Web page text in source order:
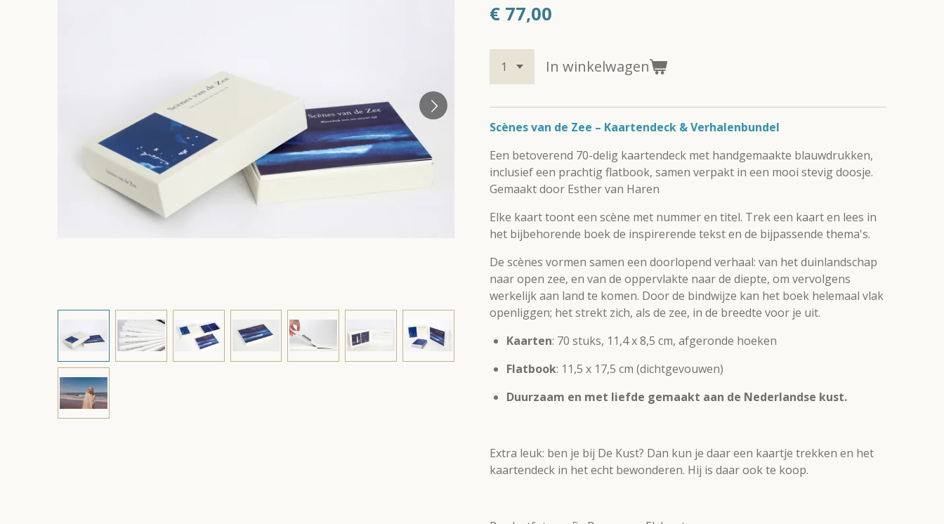
€ 77,00
In winkelwagen
Scènes van de Zee – Kaartendeck & Verhalenbundel
Een betoverend 70-delig kaartendeck met handgemaakte blauwdrukken,
inclusief een prachtig flatbook, samen verpakt in een mooi stevig doosje.
Gemaakt door Esther van Haren
Elke kaart toont een scène met nummer en titel. Trek een kaart en lees in
het bijbehorende boek de inspirerende tekst en de bijpassende thema's.
De scènes vormen samen een doorlopend verhaal: van het duinlandschap
naar open zee, en van de oppervlakte naar de diepte, om vervolgens
werkelijk aan land te komen. Door de bindwijze kan het boek helemaal vlak
openliggen; het strekt zich, als de zee, in de breedte voor je uit.
Kaarten: 70 stuks, 11,4 x 8,5 cm, afgeronde hoeken
Flatbook: 11,5 x 17,5 cm (dichtgevouwen)
Duurzaam en met liefde gemaakt aan de Nederlandse kust.
Extra leuk: ben je bij De Kust? Dan kun je daar een kaartje trekken en het
kaartendeck in het echt bewonderen. Hij is daar ook te koop.